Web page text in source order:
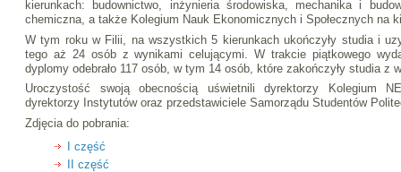
kierunkach: budownictwo, inżynieria środowiska, mechanika i
chemiczna, a także Kolegium Nauk Ekonomicznych i Społecznych na
W tym roku w Filii, na wszystkich 5 kierunkach ukończyły studia i
tego aż 24 osób z wynikami celującymi. W trakcie piątkowego
dyplomy odebrało 117 osób, w tym 14 osób, które zakończyły studia z
Uroczystość swoją obecnością uświetnili dyrektorzy Kolegium
dyrektorzy Instytutów oraz przedstawiciele Samorządu Studentów
Zdjęcia do pobrania:
I część
II część